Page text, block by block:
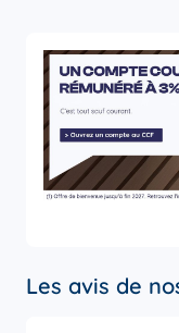
Les avis de